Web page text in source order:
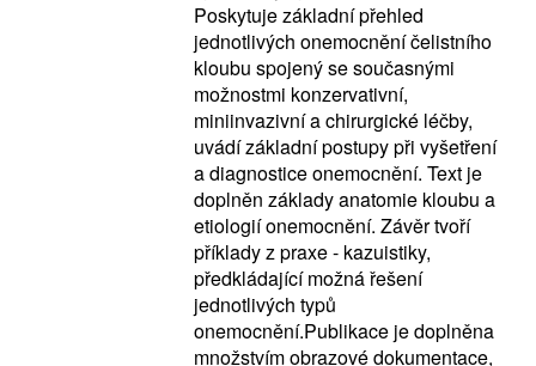
Poskytuje základní přehled
jednotlivých onemocnění čelistního
kloubu spojený se současnými
možnostmi konzervativní,
miniinvazivní a chirurgické léčby,
uvádí základní postupy při vyšetření
a diagnostice onemocnění. Text je
doplněn základy anatomie kloubu a
etiologií onemocnění. Závěr tvoří
příklady z praxe - kazuistiky,
předkládající možná řešení
jednotlivých typů
onemocnění.Publikace je doplněna
množstvím obrazové dokumentace,